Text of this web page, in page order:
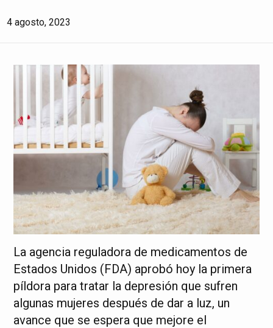
4 agosto, 2023
La agencia reguladora de medicamentos de
Estados Unidos (FDA) aprobó hoy la primera
píldora para tratar la depresión que sufren
algunas mujeres después de dar a luz, un
avance que se espera que mejore el